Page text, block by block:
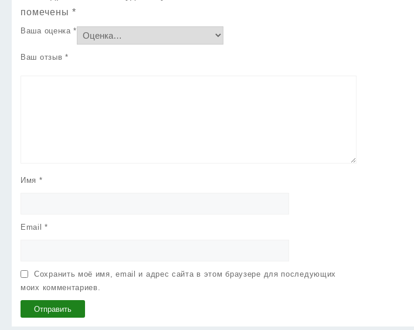
помечены *
Ваша оценка*
Ваш отзыв *
Имя *
Email*
Сохранить моё имя, email и адрес сайта в этом браузере для последующих
моих комментариев.